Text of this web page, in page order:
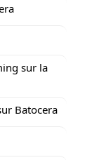
sur la
Batocera